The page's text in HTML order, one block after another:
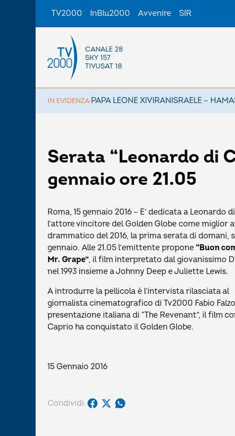
TV2000 InBlu2000 Avvenire SIR
CANALE 28
SKY 157
TIVUSAT 18
IN EVIDENZA:PAPA LEONE XIVIRANISRAELE –
Serata “Leonardo di
gennaio ore 21.05
Roma, 15 gennaio 2016 – E’ dedicata a Leonardo
l’attore vincitore del Golden Globe come miglior
drammatico del 2016, la prima serata di domani,
gennaio. Alle 21.05 l’emittente propone “Buon
Mr. Grape”, il film interpretato dal giovanissimo
nel 1993 insieme a Johnny Deep e Juliette Lewis.
A introdurre la pellicola è l’intervista rilasciata al
giornalista cinematografico di Tv2000 Fabio
presentazione italiana di “The Revenant”, il film
Caprio ha conquistato il Golden Globe.
15 Gennaio 2016
Condividi: